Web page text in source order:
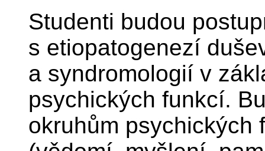
Studenti budou
s etiopatogenezí
a syndromologií v
psychických funkcí.
okruhům psychických